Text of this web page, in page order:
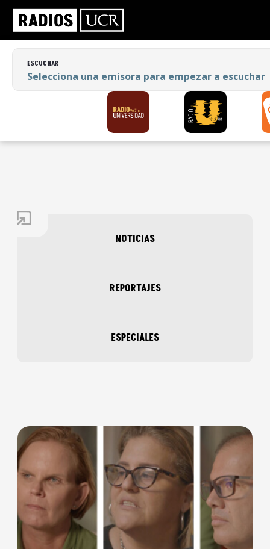
ESCUCHAR
Selecciona una emisora para empezar a escuchar
ESCUCHAR
Selecciona una emisora para empezar a
escuchar
NOTICIAS
REPORTAJES
ESPECIALES